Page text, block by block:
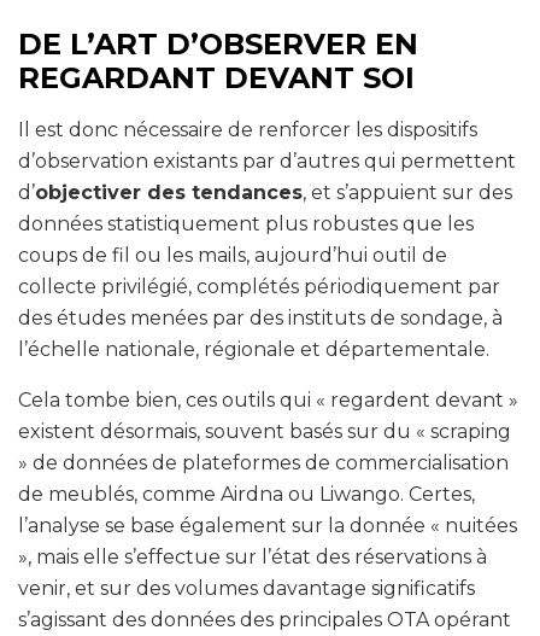
DE L’ART D’OBSERVER EN
REGARDANT DEVANT SOI
Il est donc nécessaire de renforcer les dispositifs
d’observation existants par d’autres qui permettent
d’objectiver des tendances, et s’appuient sur des
données statistiquement plus robustes que les
coups de fil ou les mails, aujourd’hui outil de
collecte privilégié, complétés périodiquement par
des études menées par des instituts de sondage, à
l’échelle nationale, régionale et départementale.
Cela tombe bien, ces outils qui « regardent devant »
existent désormais, souvent basés sur du « scraping
» de données de plateformes de commercialisation
de meublés, comme Airdna ou Liwango. Certes,
l’analyse se base également sur la donnée « nuitées
», mais elle s’effectue sur l’état des réservations à
venir, et sur des volumes davantage significatifs
s’agissant des données des principales OTA opérant